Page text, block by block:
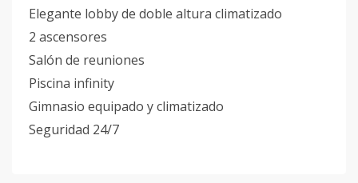
Elegante lobby de doble altura climatizado
2 ascensores
Salón de reuniones
Piscina infinity
Gimnasio equipado y climatizado
Seguridad 24/7